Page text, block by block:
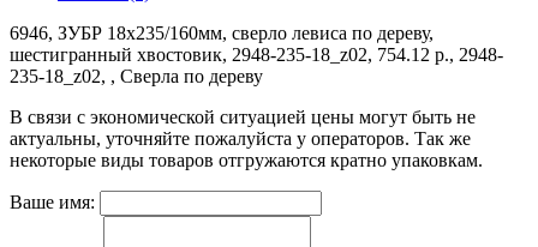
6946, ЗУБР 18x235/160мм, сверло левиса по дереву,
шестигранный хвостовик, 2948-235-18_z02, 754.12 р., 2948-
235-18_z02, , Сверла по дереву
В связи с экономической ситуацией цены могут быть не
актуальны, уточняйте пожалуйста у операторов. Так же
некоторые виды товаров отгружаются кратно упаковкам.
Ваше имя: